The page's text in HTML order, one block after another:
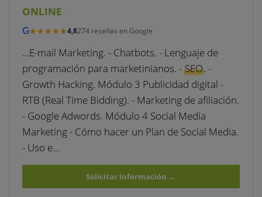
ONLINE
G★★★★★
★★★★★4,8274 reseñas en Google
…E-mail Marketing. - Chatbots. - Lenguaje de
programación para marketinianos. - SEO. -
Growth Hacking. Módulo 3 Publicidad digital -
RTB (Real Time Bidding). - Marketing de afiliación.
- Google Adwords. Módulo 4 Social Media
Marketing - Cómo hacer un Plan de Social Media.
- Uso e…
Solicitar información →